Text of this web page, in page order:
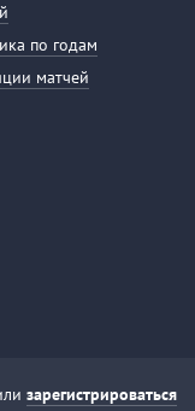
по годам
матчей
зарегистрироваться